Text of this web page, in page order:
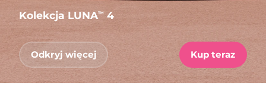
Kolekcja LUNA™ 4
Odkryj więcej Kup teraz